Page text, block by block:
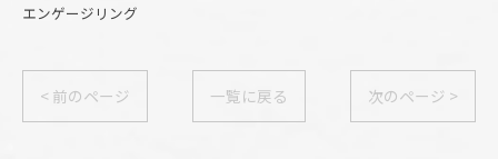
エンゲージリング
< 前のページ 一覧に戻る 次のページ >